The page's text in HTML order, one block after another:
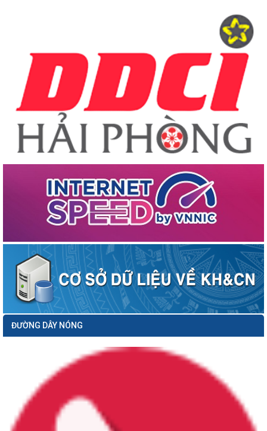
Công văn số 65-CV/BTGDVĐU ngày 27/3/2026 của Ban tuyên giáo và Dân vận
về việc tuyên truyền kỷ niệm...
Thông báo số 139/TB-BKHCN ngày 10/4/2026 của Bộ Khoa học và Công nghệ
về việc tiệp nhận hồ sơ đề...
Công văn số 1379/SKHCN-HTS&CNg ngày 14/4/2026 về việc xin ý kiến về hồ sơ
dự thảo Quyết định ban...
Dự thảo Quyết định ban hành Quy định tổ chức Hội thi sáng tạo kỹ thuật, Cuộc
thi sáng tạo thanh...
Công văn số 1306/SKHCN-VP ngày 09/4/2026 về việc tham gia lấy ý kiến về hồ
sơ dự thảo Quyết định...
Thông báo số 379/TB-SKHCN ngày 01/4/2026 về việc mời chào giá thực hiện
nhiệm vụ: Lập kế hoạch ứng...
Công văn số 3378/VP-NC ngày 31/3/2026 của Văn phòng Ủy ban nhân dân
thành phố về việc hưởng ứng...
hồ sơ dự thảo Quyết định...
Thông báo số 345/TB-SKHCN ngày 26/3/2026 Tuyển chọn dự án khởi nghiệp
sáng tạo để ươm tạo, hỗ trợ...
Thông báo số 09/TB-TTTT ngày 16/03/2026 về việc Công khai danh sách nâng
bậc lương trước thời hạn...
Thông báo số 279/TB-SKHCN ngày 16/3/2026 Tổ chức Hội nghị đối thoại và giải
quyết kiến nghị của...
Công văn số 849/SKHCN-HTS&CNg ngày 12/3/2026 về việc tham gia ý kiến vào
hồ sơ dự thảo Quyết định...
Công văn số 587/TGV ngày 11/3/2026 của Tổ giúp việc triển khai ĐA06;
CCTTHC, CĐS gắn với ĐA06 về...
Thông báo số 230/TB-SKHCN ngày 09/3/2026 Đề xuất nhiệm vụ đổi mới sáng
tạo năm 2026 (Triển khai Kế...
ĐƯỜNG DÂY NÓNG